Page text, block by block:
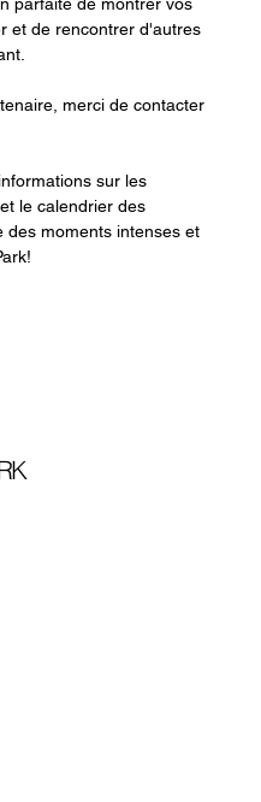
et de rencontrer d'autres
merci de contacter
sur les
le calendrier des
des moments intenses et